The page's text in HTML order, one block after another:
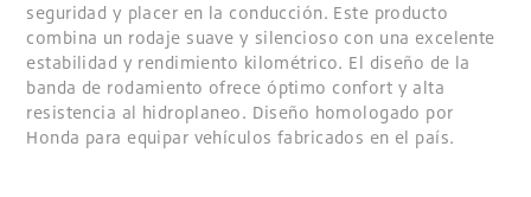
seguridad y placer en la conducción. Este producto
combina un rodaje suave y silencioso con una excelente
estabilidad y rendimiento kilométrico. El diseño de la
banda de rodamiento ofrece óptimo confort y alta
resistencia al hidroplaneo. Diseño homologado por
Honda para equipar vehículos fabricados en el país.